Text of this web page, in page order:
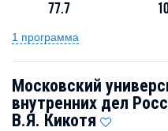
77.7
1 программа
Московский
внутренних дел
В.Я. Кикотя